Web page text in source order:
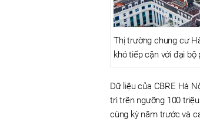
Thị trường chung cư
khó tiếp cận với đại bộ
Dữ liệu của CBRE Hà
trì trên ngưỡng 100
cùng kỳ năm trước và